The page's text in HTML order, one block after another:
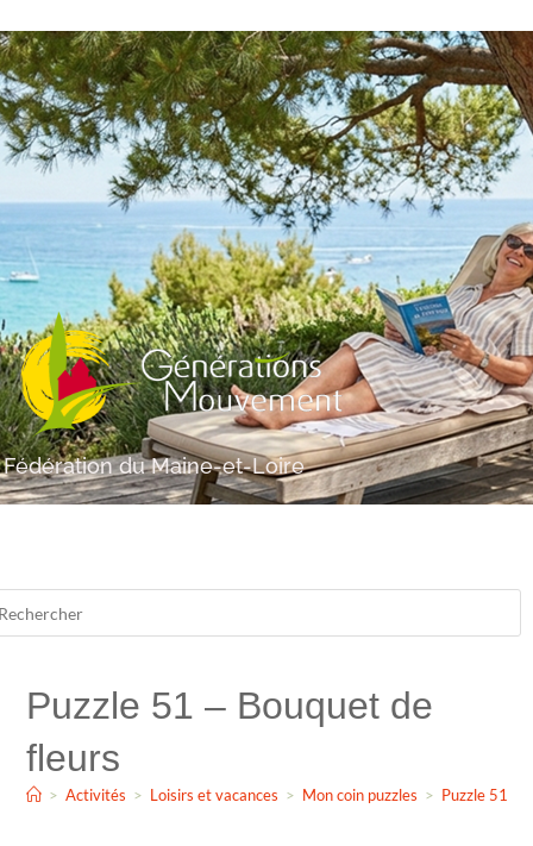
Fédération du Maine-et-Loire
Puzzle 51 – Bouquet de
fleurs
> Activités > Loisirs et vacances > Mon coin puzzles > Puzzle 51 –